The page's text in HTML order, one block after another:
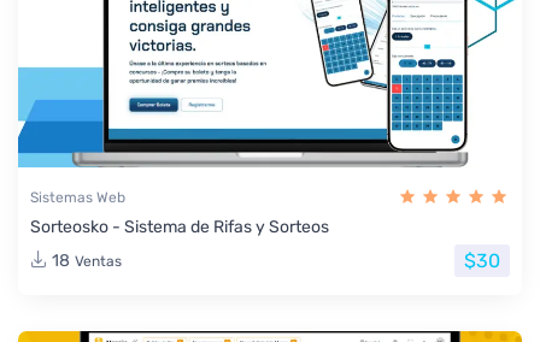
Sistemas Web
Sorteosko - Sistema de Rifas y Sorteos
18 Ventas $30